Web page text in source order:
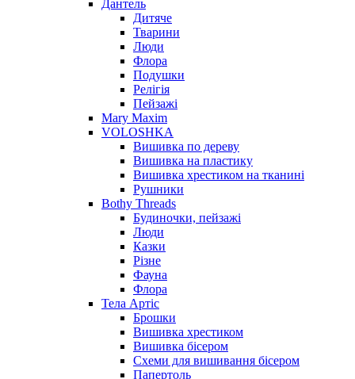
Дантель
Дитяче
Тварини
Люди
Флора
Подушки
Релігія
Пейзажі
Mary Maxim
VOLOSHKA
Вишивка по дереву
Вишивка на пластику
Вишивка хрестиком на тканині
Рушники
Bothy Threads
Будиночки, пейзажі
Люди
Казки
Різне
Фауна
Флора
Тела Артіс
Брошки
Вишивка хрестиком
Вишивка бісером
Схеми для вишивання бісером
Папертоль